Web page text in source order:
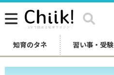
知育のタネ 習い事・受験